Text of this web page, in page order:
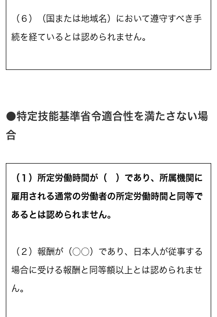
（６）（国または地域名）において遵守すべき手
続を経ているとは認められません。
●特定技能基準省令適合性を満たさない場
合
（１）所定労働時間が（ ）であり、所属機関に
雇用される通常の労働者の所定労働時間と同等で
あるとは認められません。
（２）報酬が（○○）であり、日本人が従事する
場合に受ける報酬と同等額以上とは認められませ
ん。